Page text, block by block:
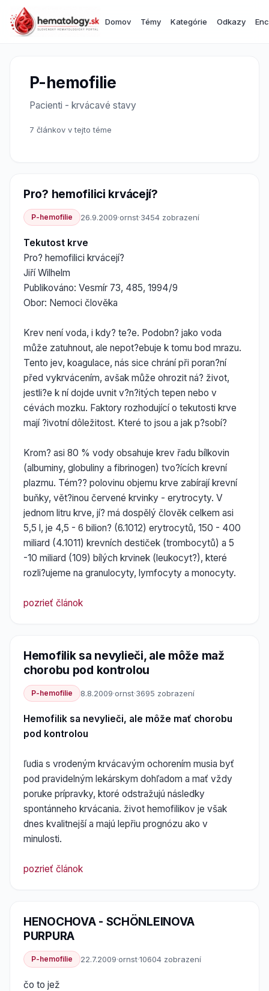
Domov Témy Kategórie Odkazy
P-hemofilie
Pacienti - krvácavé stavy
7 článkov v tejto téme
Pro? hemofilici krvácejí?
P-hemofilie 26.9.2009·ornst·3454 zobrazení
Tekutost krve
Pro? hemofilici krvácejí?
Jiří Wilhelm
Publikováno: Vesmír 73, 485, 1994/9
Obor: Nemoci člověka
Krev není voda, i kdy? te?e. Podobn? jako voda
může zatuhnout, ale nepot?ebuje k tomu bod mrazu.
Tento jev, koagulace, nás sice chrání při poran?ní
před vykrvácením, avšak může ohrozit ná? život,
jestli?e k ní dojde uvnit v?n?itých tepen nebo v
cévách mozku. Faktory rozhodující o tekutosti krve
mají ?ivotní dôležitost. Které to jsou a jak p?sobí?
Krom? asi 80 % vody obsahuje krev řadu bílkovin
(albuminy, globuliny a fibrinogen) tvo?ících krevní
plazmu. Tém?? polovinu objemu krve zabírají krevní
buňky, vět?inou červené krvinky - erytrocyty. V
jednom litru krve, jí? má dospělý člověk celkem asi
5,5 l, je 4,5 - 6 bilion? (6.1012) erytrocytů, 150 - 400
miliard (4.1011) krevních destiček (trombocytů) a 5
-10 miliard (109) bílých krvinek (leukocyt?), které
rozli?ujeme na granulocyty, lymfocyty a monocyty.
pozrieť článok
Hemofilik sa nevylieči, ale môže maž
chorobu pod kontrolou
P-hemofilie 8.8.2009·ornst·3695 zobrazení
Hemofilik sa nevylieči, ale môže mať chorobu
pod kontrolou
ľudia s vrodeným krvácavým ochorením musia byť
pod pravidelným lekárskym dohľadom a mať vždy
poruke prípravky, ktoré odstražujú následky
spontánneho krvácania. život hemofilikov je však
dnes kvalitnejší a majú lepřiu prognózu ako v
minulosti.
pozrieť článok
HENOCHOVA - SCHÖNLEINOVA
PURPURA
P-hemofilie 22.7.2009·ornst·10604 zobrazení
čo to jež